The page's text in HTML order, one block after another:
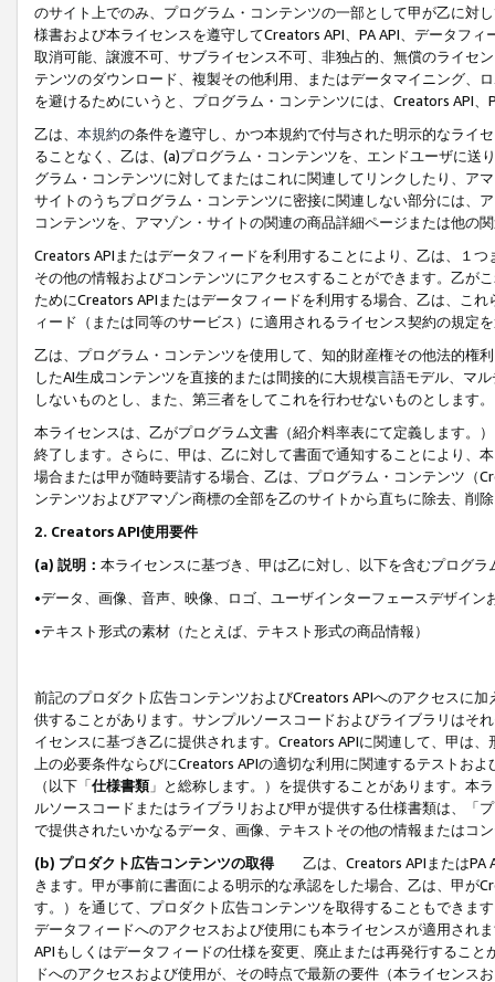
のサイト上でのみ、プログラム・コンテンツの一部として甲が乙に対
様書および本ライセンスを遵守してCreators API、PA API、データフ
取消可能、譲渡不可、サブライセンス不可、非独占的、無償のライセ
テンツのダウンロード、複製その他利用、またはデータマイニング、
を避けるためにいうと、プログラム・コンテンツには、Creators API
乙は、 本規約の条件を遵守し、かつ本規約で付与された明示的なライ
ることなく、乙は、(a)プログラム・コンテンツを、エンドユーザに
グラム・コンテンツに対してまたはこれに関連してリンクしたり、ア
サイトのうちプログラム・コンテンツに密接に関連しない部分には、
コンテンツを、アマゾン・サイトの関連の商品詳細ページまたは他の
Creators APIまたはデータフィードを利用することにより、乙は、１
その他の情報およびコンテンツにアクセスすることができます。乙が
ためにCreators APIまたはデータフィードを利用する場合、乙は、こ
ィード（または同等のサービス）に適用されるライセンス契約の規定
乙は、プログラム・コンテンツを使用して、知的財産権その他法的権
したAI生成コンテンツを直接的または間接的に大規模言語モデル、マ
しないものとし、また、第三者をしてこれを行わせないものとします。
本ライセンスは、乙がプログラム文書（紹介料率表にて定義します。
終了します。さらに、甲は、乙に対して書面で通知することにより、
場合または甲が随時要請する場合、乙は、プログラム・コンテンツ（
ンテンツおよびアマゾン商標の全部を乙のサイトから直ちに除去、削
2. Creators API使用要件
(a) 説明： 本ライセンスに基づき、甲は乙に対し、以下を含むプログ
•データ、画像、音声、映像、ロゴ、ユーザインターフェースデザイ
•テキスト形式の素材（たとえば、テキスト形式の商品情報）
前記のプロダクト広告コンテンツおよびCreators APIへのアクセスに
供することがあります。サンプルソースコードおよびライブラリはそ
イセンスに基づき乙に提供されます。Creators APIに関連して、甲は
上の必要条件ならびにCreators APIの適切な利用に関連するテストお
（以下「仕様書類」と総称します。）を提供することがあります。本
ルソースコードまたはライブラリおよび甲が提供する仕様書類は、「
で提供されたいかなるデータ、画像、テキストその他の情報またはコ
(b) プロダクト広告コンテンツの取得
乙は、Creators APIまたはPA
きます。甲が事前に書面による明示的な承認をした場合、乙は、甲が
す。）を通じて、プロダクト広告コンテンツを取得することもできま
データフィードへのアクセスおよび使用にも本ライセンスが適用され
APIもしくはデータフィードの仕様を変更、廃止または再発行するこ
ドへのアクセスおよび使用が、その時点で最新の要件（本ライセン